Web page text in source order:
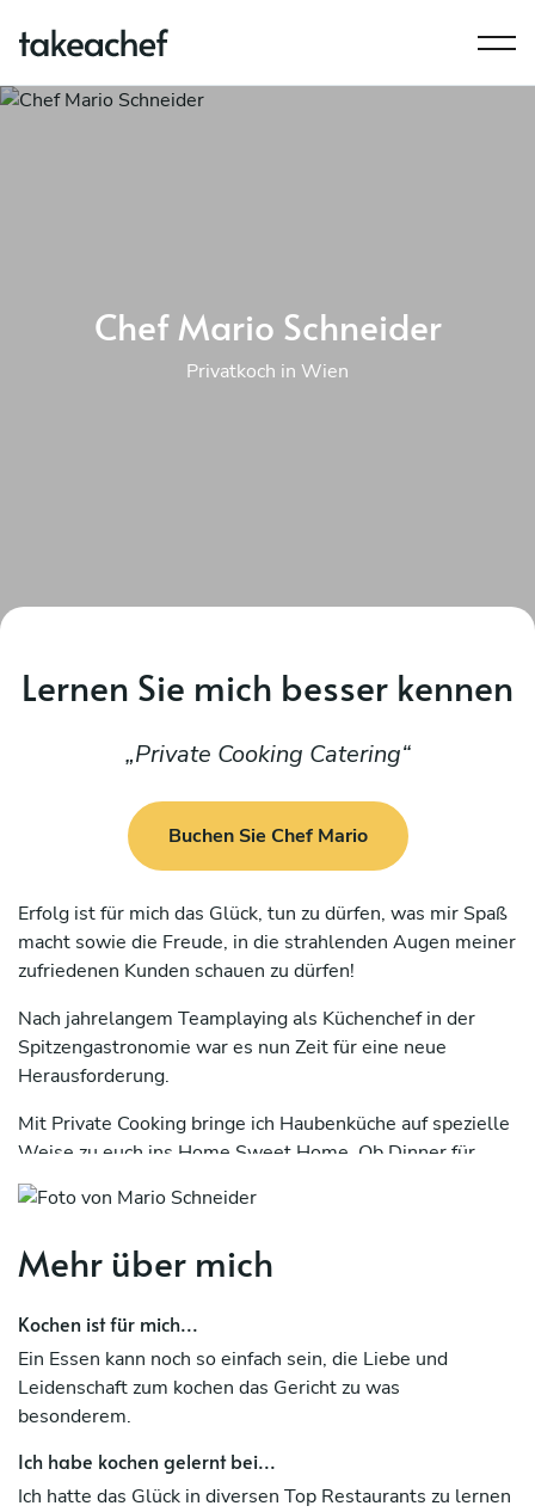
Chef Mario Schneider
Privatkoch in Wien
Lernen Sie mich besser kennen
Private Cooking Catering
Buchen Sie Chef Mario
Erfolg ist für mich das Glück, tun zu dürfen, was mir Spaß
macht sowie die Freude, in die strahlenden Augen meiner
zufriedenen Kunden schauen zu dürfen!
Nach jahrelangem Teamplaying als Küchenchef in der
Spitzengastronomie war es nun Zeit für eine neue
Herausforderung.
Mit Private Cooking bringe ich Haubenküche auf spezielle
Weise zu euch ins Home Sweet Home. Ob Dinner für
Zwei, Geburtstag, Geschäftsessen in 5 Gängen,
Kochkurse, Kinderkochkurse:
Warum Private Cooking by Mario Schneider?
Genuss. Das Ergebnis: eine außergewöhnliche
kulinarische Erfahrung mit hohem Entspannungsfaktor
abseits lauwarmer Cateringküche.
Verfügung
Mehr über mich
Kochen ist für mich...
Ein Essen kann noch so einfach sein, die Liebe und
Leidenschaft zum kochen das Gericht zu was
besonderem.
Ich habe kochen gelernt bei...
Ich hatte das Glück in diversen Top Restaurants zu lernen